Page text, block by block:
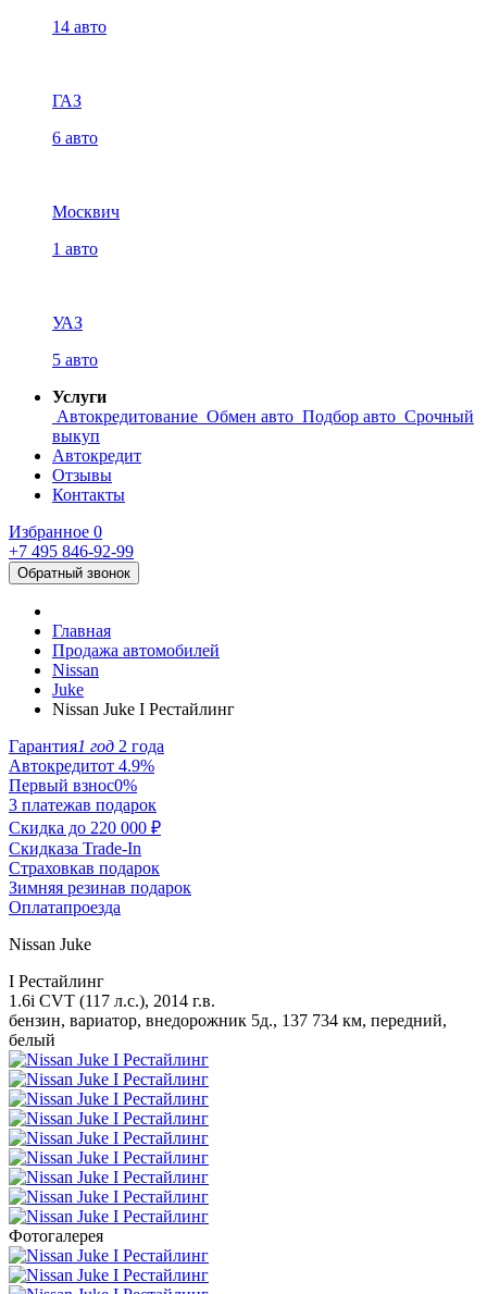
14 авто
ГАЗ
6 авто
Москвич
1 авто
УАЗ
5 авто
Услуги
Автокредитование Обмен авто Подбор авто Срочный
выкуп
Автокредит
Отзывы
Контакты
Избранное 0
+7 495 846-92-99
Обратный звонок
Главная
Продажа автомобилей
Nissan
Juke
Nissan Juke I Рестайлинг
Гарантия1 год 2 года
Автокредитот 4.9%
Первый взнос0%
3 платежав подарок
Скидка до 220 000 ₽
Скидказа Trade-In
Страховкав подарок
Зимняя резинав подарок
Оплатапроезда
Nissan Juke
I Рестайлинг
1.6i CVT (117 л.с.), 2014 г.в.
бензин, вариатор, внедорожник 5д., 137 734 км, передний,
белый
Фотогалерея